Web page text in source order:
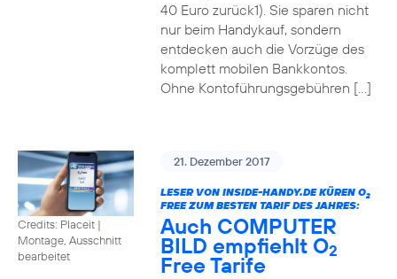
40 Euro zurück1). Sie sparen nicht
nur beim Handykauf, sondern
entdecken auch die Vorzüge des
komplett mobilen Bankkontos.
Ohne Kontoführungsgebühren […]
Credits: Placeit |
Montage, Ausschnitt
bearbeitet
21. Dezember 2017
LESER VON INSIDE-HANDY.DE KÜREN O2
FREE ZUM BESTEN TARIF DES JAHRES:
Auch COMPUTER
BILD empfiehlt O2
Free Tarife